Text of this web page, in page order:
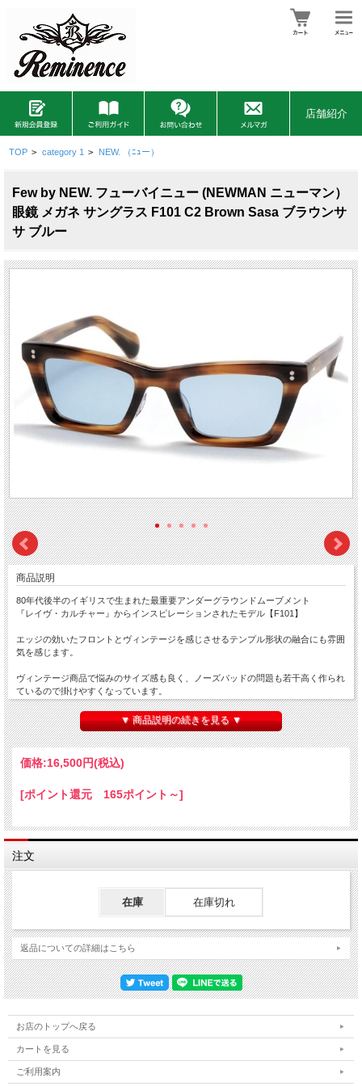
店舗紹介
TOP > category 1 > NEW. （ﾆｭー）
Few by NEW. フューバイニュー (NEWMAN ニューマン）
眼鏡 メガネ サングラス F101 C2 Brown Sasa ブラウンサ
サ ブルー
商品説明
80年代後半のイギリスで生まれた最重要アンダーグラウンドムーブメント
『レイヴ・カルチャー』からインスピレーションされたモデル【F101】
エッジの効いたフロントとヴィンテージを感じさせるテンプル形状の融合にも雰囲
気を感じます。
ヴィンテージ商品で悩みのサイズ感も良く、ノーズパッドの問題も若干高く作られ
ているので掛けやすくなっています。
ライトカラーレンズでトレンド感もプラス。
サイズ/50-21-145 (レンズ横幅 - 鼻幅 - テンプル長さ)
※メガネケースのカラーにつきまして、予告なく変更する場合があります。
few(フュー)は、NEW.(ニュー)からの派生ブランドです。
タイルを提案するコレクションライン」がコンセプト。
アパレルのトレンドがフレンチ系のヴィンテージやミリタリーテイストになってい
ることから、fewのアイウエアも注目されています。
▼ 商品説明の続きを見る ▼
価格:16,500円(税込)
[ポイント還元 165ポイント～]
注文
在庫 在庫切れ
返品についての詳細はこちら
お店のトップへ戻る
カートを見る
ご利用案内